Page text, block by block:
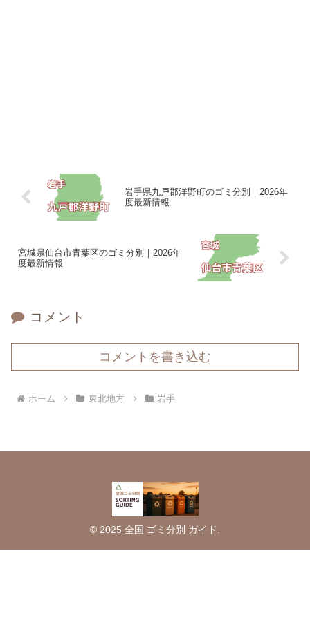
岩手県九戸郡洋野町のゴミ分別｜2026年
度最新情報
宮城県仙台市青葉区のゴミ分別｜2026年
度最新情報
コメント
コメントを書き込む
ホーム 東北地方 岩手
© 2025 全国 ゴミ分別 ガイド.